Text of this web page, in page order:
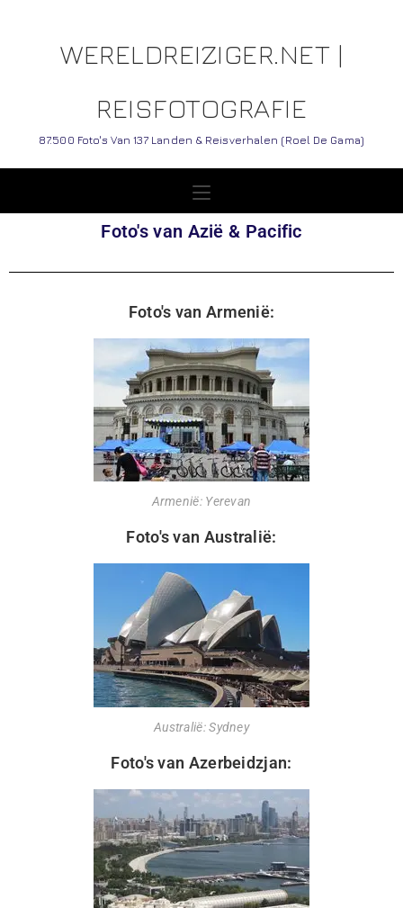
WERELDREIZIGER.NET |
REISFOTOGRAFIE
87.500 Foto's Van 137 Landen & Reisverhalen (Roel De Gama)
Foto's van Azië & Pacific
Foto's van Armenië:
Armenië: Yerevan
Foto's van Australië:
Australië: Sydney
Foto's van Azerbeidzjan: